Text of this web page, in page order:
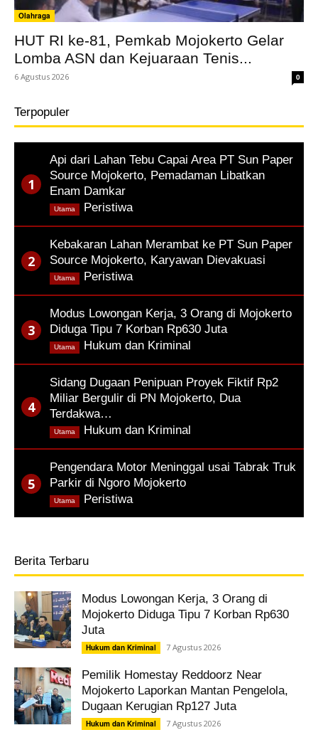
Olahraga
HUT RI ke-81, Pemkab Mojokerto Gelar
Lomba ASN dan Kejuaraan Tenis...
6 Agustus 2026 0
Terpopuler
Api dari Lahan Tebu Capai Area PT Sun Paper
Source Mojokerto, Pemadaman Libatkan
Enam Damkar
Peristiwa,
Utama
Kebakaran Lahan Merambat ke PT Sun Paper
Source Mojokerto, Karyawan Dievakuasi
Peristiwa,
Utama
Modus Lowongan Kerja, 3 Orang di Mojokerto
Diduga Tipu 7 Korban Rp630 Juta
Hukum dan Kriminal
Utama
Sidang Dugaan Penipuan Proyek Fiktif Rp2
Miliar Bergulir di PN Mojokerto, Dua
Terdakwa…
Hukum dan Kriminal
Utama
Pengendara Motor Meninggal usai Tabrak Truk
Parkir di Ngoro Mojokerto
Peristiwa,
Utama
Berita Terbaru
Modus Lowongan Kerja, 3 Orang di
Mojokerto Diduga Tipu 7 Korban Rp630
Juta
Hukum dan Kriminal 7 Agustus 2026
Pemilik Homestay Reddoorz Near
Mojokerto Laporkan Mantan Pengelola,
Dugaan Kerugian Rp127 Juta
Hukum dan Kriminal 7 Agustus 2026